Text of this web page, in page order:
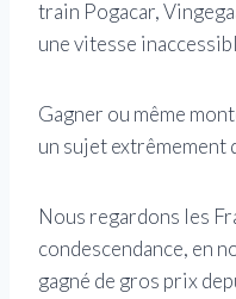
train Pogacar,
une vitesse
Gagner ou même
un sujet extrêmement
Nous regardons les
condescendance, en
gagné de gros prix